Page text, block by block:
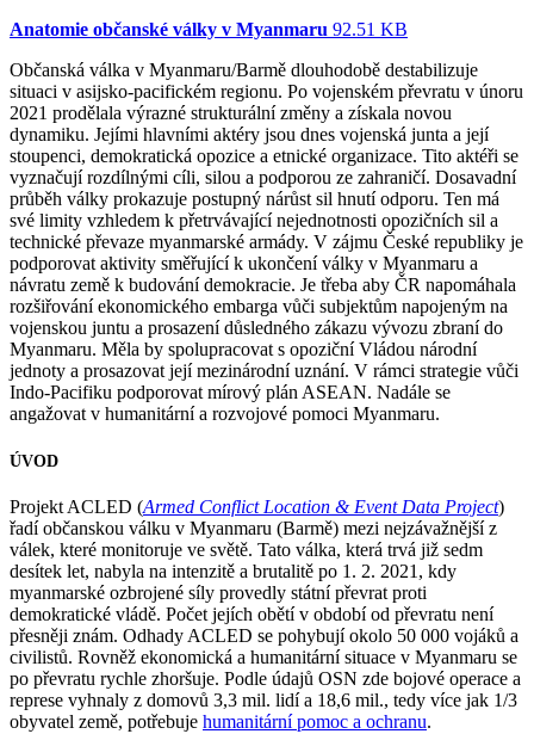
Anatomie občanské války v Myanmaru 92.51 KB
Občanská válka v Myanmaru/Barmě dlouhodobě destabilizuje
situaci v asijsko-pacifickém regionu. Po vojenském převratu v únoru
2021 prodělala výrazné strukturální změny a získala novou
dynamiku. Jejími hlavními aktéry jsou dnes vojenská junta a její
stoupenci, demokratická opozice a etnické organizace. Tito aktéři se
vyznačují rozdílnými cíli, silou a podporou ze zahraničí. Dosavadní
průběh války prokazuje postupný nárůst sil hnutí odporu. Ten má
své limity vzhledem k přetrvávající nejednotnosti opozičních sil a
technické převaze myanmarské armády. V zájmu České republiky je
podporovat aktivity směřující k ukončení války v Myanmaru a
návratu země k budování demokracie. Je třeba aby ČR napomáhala
rozšiřování ekonomického embarga vůči subjektům napojeným na
vojenskou juntu a prosazení důsledného zákazu vývozu zbraní do
Myanmaru. Měla by spolupracovat s opoziční Vládou národní
jednoty a prosazovat její mezinárodní uznání. V rámci strategie vůči
Indo-Pacifiku podporovat mírový plán ASEAN. Nadále se
angažovat v humanitární a rozvojové pomoci Myanmaru.
ÚVOD
Projekt ACLED (Armed Conflict Location & Event Data Project)
řadí občanskou válku v Myanmaru (Barmě) mezi nejzávažnější z
válek, které monitoruje ve světě. Tato válka, která trvá již sedm
desítek let, nabyla na intenzitě a brutalitě po 1. 2. 2021, kdy
myanmarské ozbrojené síly provedly státní převrat proti
demokratické vládě. Počet jejích obětí v období od převratu není
přesněji znám. Odhady ACLED se pohybují okolo 50 000 vojáků a
civilistů. Rovněž ekonomická a humanitární situace v Myanmaru se
po převratu rychle zhoršuje. Podle údajů OSN zde bojové operace a
represe vyhnaly z domovů 3,3 mil. lidí a 18,6 mil., tedy více jak 1/3
obyvatel země, potřebuje humanitární pomoc a ochranu.